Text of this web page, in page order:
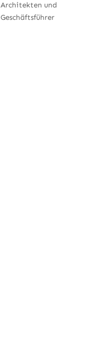
Architekten und
Geschäftsführer